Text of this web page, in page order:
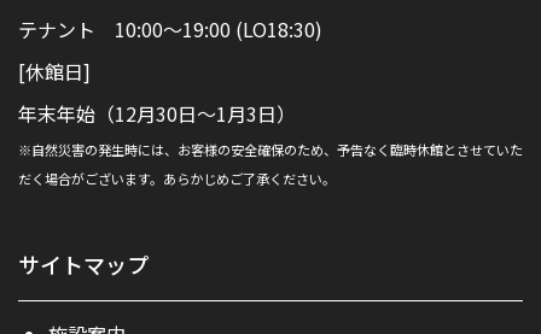
テナント 10:00～19:00 (LO18:30)
[休館日]
年末年始（12月30日～1月3日）
※自然災害の発生時には、お客様の安全確保のため、予告なく臨時休館とさせていた
だく場合がございます。あらかじめご了承ください。
サイトマップ